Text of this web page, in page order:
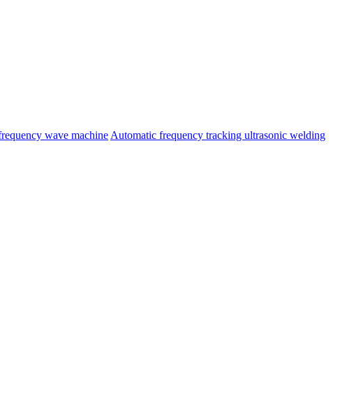
wave machine Automatic frequency tracking ultrasonic welding